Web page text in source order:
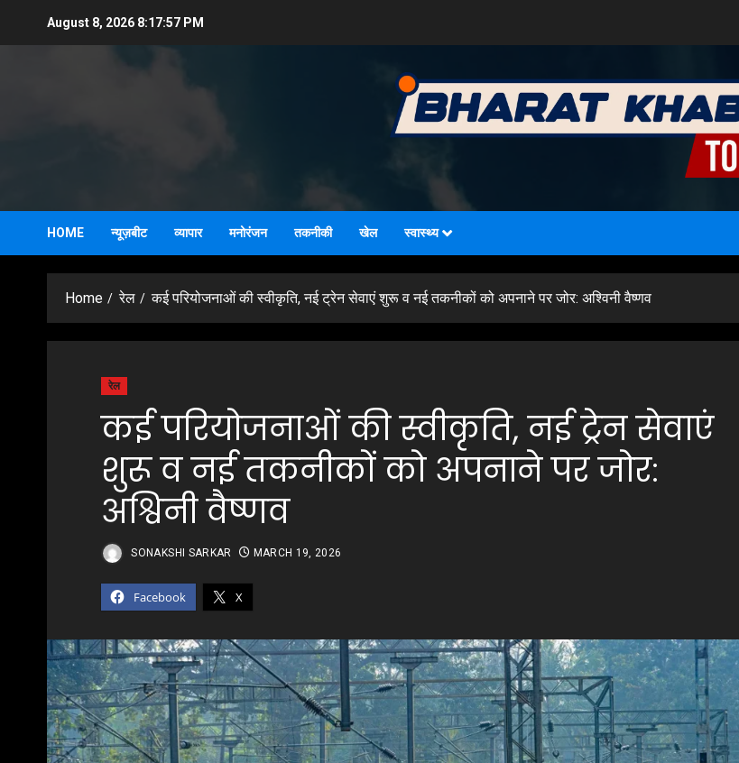
August 8, 2026 8:17:58 PM
HOME न्यूज़बीट व्यापार मनोरंजन तकनीकी खेल स्वास्थ्य
Home रेल कई परियोजनाओं की स्वीकृति, नई ट्रेन सेवाएं शुरू व नई तकनीकों को अपनाने पर जोर: अश्विनी वैष्णव
रेल
कई परियोजनाओं की स्वीकृति, नई ट्रेन सेवाएं
शुरू व नई तकनीकों को अपनाने पर जोर:
अश्विनी वैष्णव
Facebook X
SONAKSHI SARKAR MARCH 19, 2026